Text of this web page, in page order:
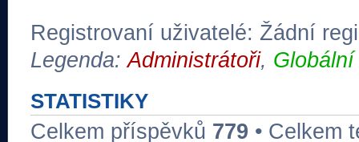
Registrovaní uživatelé: Žádní
Legenda:Administrátoři,
STATISTIKY
Celkem příspěvků 779 • Celkem